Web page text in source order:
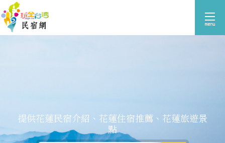
提供花蓮民宿介紹、花蓮住宿推薦、花蓮旅遊景
點